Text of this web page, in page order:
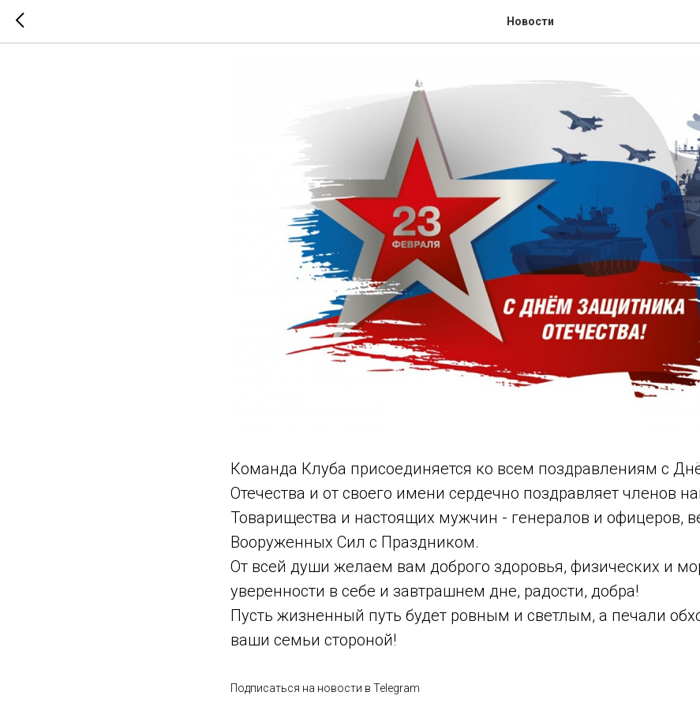
Новости
С Днём защитника Отечества!
Команда Клуба присоединяется ко всем поздравлениям с
Отечества и от своего имени сердечно поздравляет членов
Товарищества и настоящих мужчин - генералов и офицеров,
Вооруженных Сил с Праздником.
От всей души желаем вам доброго здоровья, физических и
уверенности в себе и завтрашнем дне, радости, добра!
Пусть жизненный путь будет ровным и светлым, а печали
ваши семьи стороной!
Подписаться на новости в Telegram